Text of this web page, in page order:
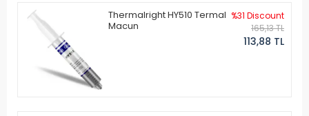
Thermalright HY510 Termal
Macun
%31 Discount
165,13 TL
113,88 TL